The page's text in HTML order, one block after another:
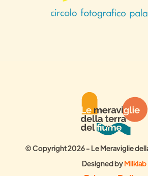
© Copyright 2026 - Le Meraviglie
Designed byMilklab